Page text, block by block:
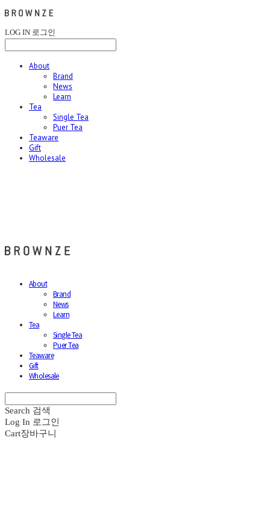
LOG IN 로그인
About
Brand
News
Learn
Tea
Single Tea
Puer Tea
Teaware
Gift
Wholesale
About
Brand
News
Learn
Tea
Single Tea
Puer Tea
Teaware
Gift
Wholesale
Search 검색
Log In 로그인
Cart장바구니